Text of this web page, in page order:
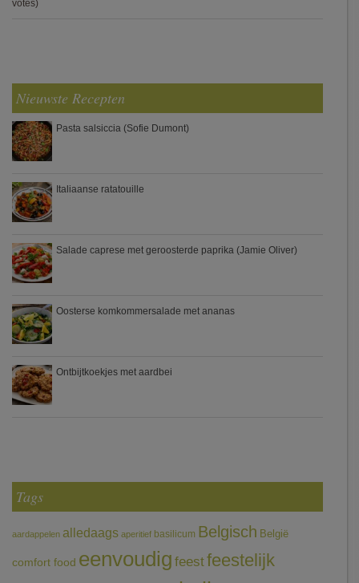
votes)
Nieuwste Recepten
Pasta salsiccia (Sofie Dumont)
Italiaanse ratatouille
Salade caprese met geroosterde paprika (Jamie Oliver)
Oosterse komkommersalade met ananas
Ontbijtkoekjes met aardbei
Tags
aardappelen alledaags aperitief basilicum Belgisch België
comfort food eenvoudig feestfeestelijk